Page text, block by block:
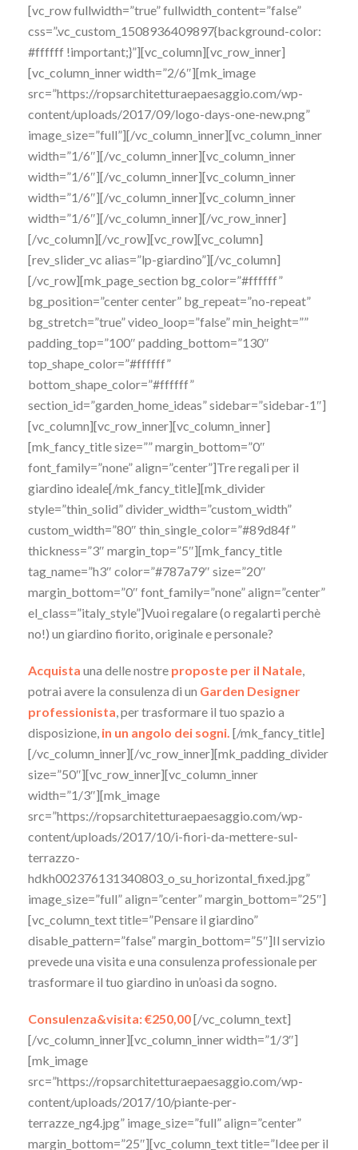
[vc_row fullwidth=”true” fullwidth_content=”false”
css=”.vc_custom_1508936409897{background-color:
#ffffff !important;}”][vc_column][vc_row_inner]
[vc_column_inner width=”2/6″][mk_image
src=”https://ropsarchitetturaepaesaggio.com/wp-
content/uploads/2017/09/logo-days-one-new.png”
image_size=”full”][/vc_column_inner][vc_column_inner
width=”1/6″][/vc_column_inner][vc_column_inner
width=”1/6″][/vc_column_inner][vc_column_inner
width=”1/6″][/vc_column_inner][vc_column_inner
width=”1/6″][/vc_column_inner][/vc_row_inner]
[/vc_column][/vc_row][vc_row][vc_column]
[rev_slider_vc alias=”lp-giardino”][/vc_column]
[/vc_row][mk_page_section bg_color=”#ffffff”
bg_position=”center center” bg_repeat=”no-repeat”
bg_stretch=”true” video_loop=”false” min_height=””
padding_top=”100″ padding_bottom=”130″
top_shape_color=”#ffffff”
bottom_shape_color=”#ffffff”
section_id=”garden_home_ideas” sidebar=”sidebar-1″]
[vc_column][vc_row_inner][vc_column_inner]
[mk_fancy_title size=”” margin_bottom=”0″
font_family=”none” align=”center”]Tre regali per il
giardino ideale[/mk_fancy_title][mk_divider
style=”thin_solid” divider_width=”custom_width”
custom_width=”80″ thin_single_color=”#89d84f”
thickness=”3″ margin_top=”5″][mk_fancy_title
tag_name=”h3″ color=”#787a79″ size=”20″
margin_bottom=”0″ font_family=”none” align=”center”
el_class=”italy_style”]Vuoi regalare (o regalarti perchè
no!) un giardino fiorito, originale e personale?
Acquista una delle nostre proposte per il Natale,
potrai avere la consulenza di un Garden Designer
professionista, per trasformare il tuo spazio a
disposizione, in un angolo dei sogni. [/mk_fancy_title]
[/vc_column_inner][/vc_row_inner][mk_padding_divider
size=”50″][vc_row_inner][vc_column_inner
width=”1/3″][mk_image
src=”https://ropsarchitetturaepaesaggio.com/wp-
content/uploads/2017/10/i-fiori-da-mettere-sul-
terrazzo-
hdkh002376131340803_o_su_horizontal_fixed.jpg”
image_size=”full” align=”center” margin_bottom=”25″]
[vc_column_text title=”Pensare il giardino”
disable_pattern=”false” margin_bottom=”5″]Il servizio
prevede una visita e una consulenza professionale per
trasformare il tuo giardino in un’oasi da sogno.
Consulenza&visita: €250,00[/vc_column_text]
[/vc_column_inner][vc_column_inner width=”1/3″]
[mk_image
src=”https://ropsarchitetturaepaesaggio.com/wp-
content/uploads/2017/10/piante-per-
terrazze_ng4.jpg” image_size=”full” align=”center”
margin_bottom=”25″][vc_column_text title=”Idee per il